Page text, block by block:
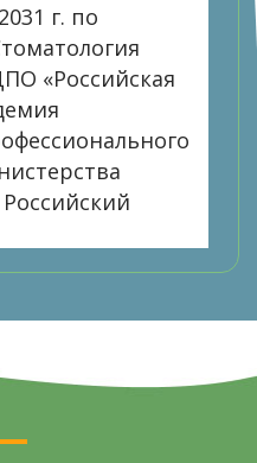
г. по
«Российская